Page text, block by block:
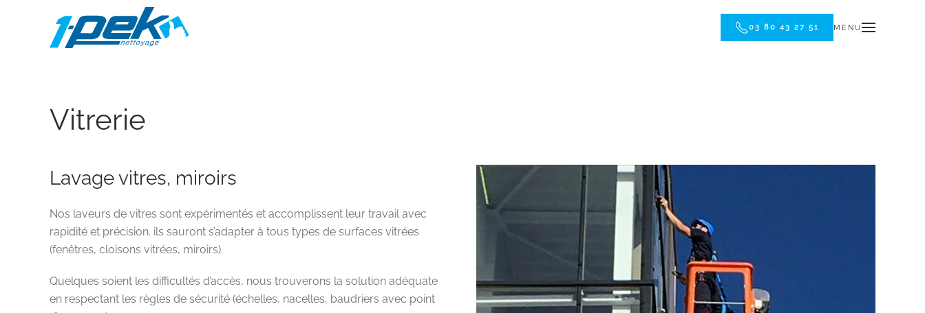
Accéder au contenu principal 03 80 43 27 51 MENU
Vitrerie
Lavage vitres, miroirs
Nos laveurs de vitres sont expérimentés et accomplissent leur travail avec
rapidité et précision. ils sauront s’adapter à tous types de surfaces vitrées
(fenêtres, cloisons vitrées, miroirs).
Quelques soient les difficultés d’accès, nous trouverons la solution adéquate
en respectant les règles de sécurité (échelles, nacelles, baudriers avec point